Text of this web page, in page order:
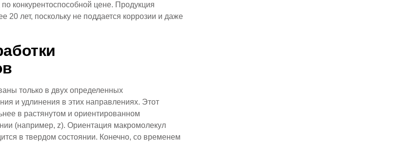
конкурентоспособной цене. Продукция
20 лет, поскольку не поддается коррозии и даже
только в двух определенных
и удлинения в этих направлениях. Этот
в растянутом и ориентированном
(например, z). Ориентация макромолекул
в твердом состоянии. Конечно, со временем